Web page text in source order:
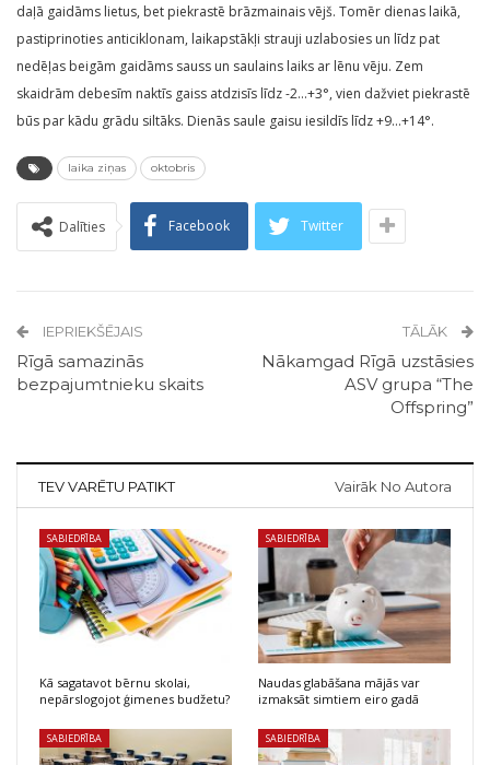
daļā gaidāms lietus, bet piekrastē brāzmainais vējš. Tomēr dienas laikā,
pastiprinoties anticiklonam, laikapstākļi strauji uzlabosies un līdz pat
nedēļas beigām gaidāms sauss un saulains laiks ar lēnu vēju. Zem
skaidrām debesīm naktīs gaiss atdzisīs līdz -2…+3°, vien dažviet piekrastē
būs par kādu grādu siltāks. Dienās saule gaisu iesildīs līdz +9…+14°.
laika ziņas oktobris
Dalīties Facebook Twitter
IEPRIEKŠĒJAIS
Rīgā samazinās
bezpajumtnieku skaits
TĀLĀK
Nākamgad Rīgā uzstāsies
ASV grupa “The
Offspring”
TEV VARĒTU PATIKT Vairāk No Autora
SABIEDRĪBA
Kā sagatavot bērnu skolai,
nepārslogojot ģimenes budžetu?
SABIEDRĪBA
Naudas glabāšana mājās var
izmaksāt simtiem eiro gadā
SABIEDRĪBA SABIEDRĪBA